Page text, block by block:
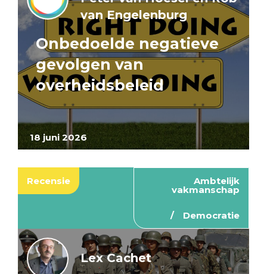
18 juni 2026
van Engelenburg
Onbedoelde negatieve
gevolgen van
overheidsbeleid
Recensie Ambtelijk
vakmanschap
Democratie
Lex Cachet